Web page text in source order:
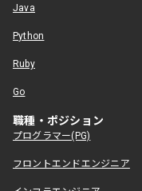
Java
Python
Ruby
Go
職種・ポジション
プログラマー(PG)
フロントエンドエンジニア